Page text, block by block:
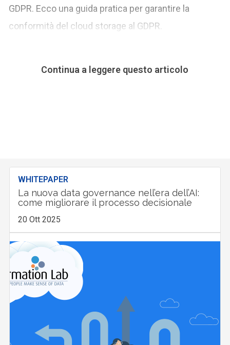
GDPR. Ecco una guida pratica per garantire la
conformità del cloud storage al GDPR.
Continua a leggere questo articolo
WHITEPAPER
La nuova data governance nell’era dell’AI:
come migliorare il processo decisionale
20 Ott 2025